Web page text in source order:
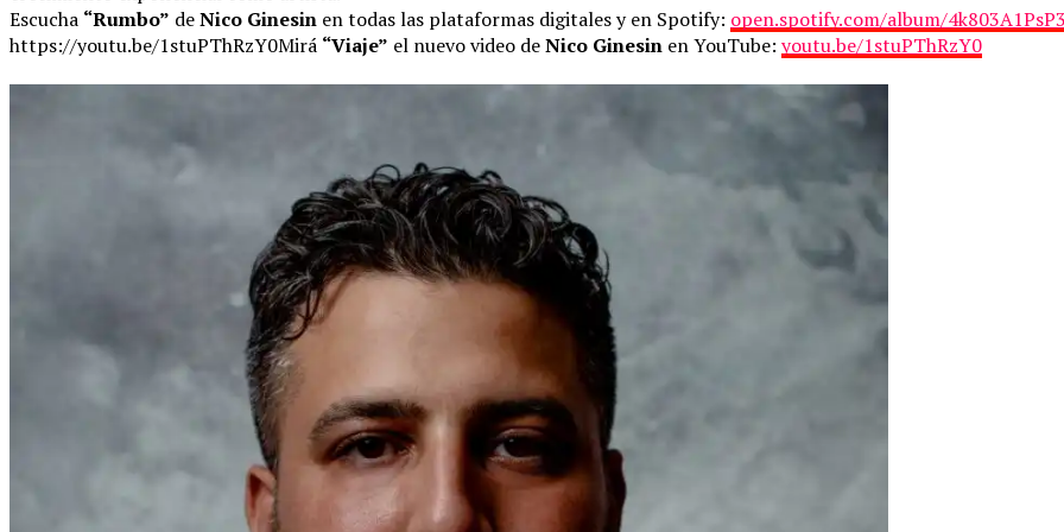
Escucha “Rumbo” deNico Ginesin en todas las plataformas digitales y en Spotify: open.spotify.com/album/
https://youtu.be/1stuPThRzY0Mirá “Viaje” el nuevo video deNico Ginesin en YouTube: youtu.be/1stuPThRzY0